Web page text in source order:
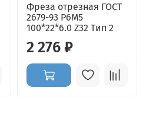
Фреза отрезная ГОСТ
2679-93 Р6М5
100*22*6.0 Z32 Тип 2
2 276 ₽